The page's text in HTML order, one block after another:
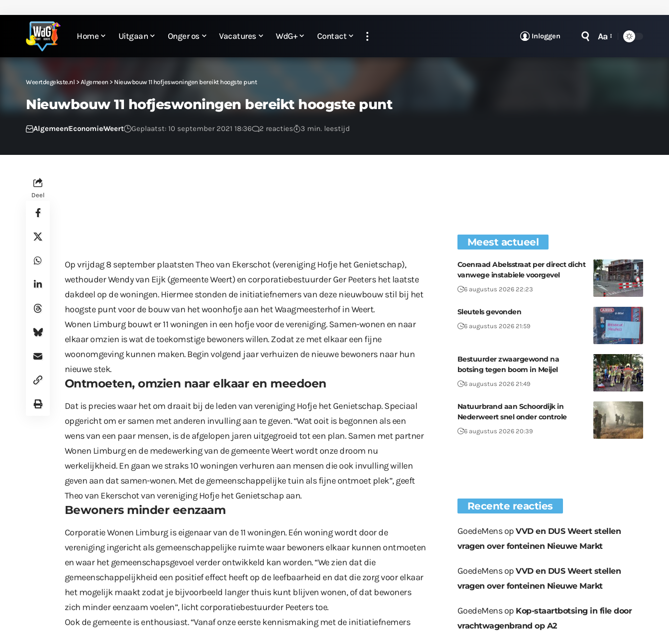
Home Uitgaan Onger os Vacatures WdG+ Contact Inloggen Aa
Weertdegekste.nl > Algemeen > Nieuwbouw 11 hofjeswoningen bereikt hoogste punt
Nieuwbouw 11 hofjeswoningen bereikt hoogste punt
AlgemeenEconomieWeert Geplaatst: 10 september 2021 18:36 2 reacties 3 min. leestijd
Deel
Op vrijdag 8 september plaatsten Theo van Ekerschot (vereniging Hofje het Genietschap),
wethouder Wendy van Eijk (gemeente Weert) en corporatiebestuurder Ger Peeters het laatste
dakdeel op de woningen. Hiermee stonden de initiatiefnemers van deze nieuwbouw stil bij het
hoogste punt voor de bouw van het woonhofje aan het Waagmeesterhof in Weert.
Wonen Limburg bouwt er 11 woningen in een hofje voor de vereniging. Samen-wonen en naar
elkaar omzien is wat de toekomstige bewoners willen. Zodat ze met elkaar een fijne
woonomgeving kunnen maken. Begin volgend jaar verhuizen de nieuwe bewoners naar hun
nieuwe stek.
Ontmoeten, omzien naar elkaar en meedoen
Dat is precies waar het om draait bij de leden van vereniging Hofje het Genietschap. Speciaal
opgericht om er samen met anderen invulling aan te geven. “Wat ooit is begonnen als een
wens van een paar mensen, is de afgelopen jaren uitgegroeid tot een plan. Samen met partner
Wonen Limburg en de medewerking van de gemeente Weert wordt onze droom nu
werkelijkheid. En gaan we straks 10 woningen verhuren aan mensen die ook invulling willen
geven aan dat samen-wonen. Met de gemeenschappelijke tuin als fijne ontmoet plek”, geeft
Theo van Ekerschot van vereniging Hofje het Genietschap aan.
Bewoners minder eenzaam
Corporatie Wonen Limburg is eigenaar van de 11 woningen. Eén woning wordt door de
vereniging ingericht als gemeenschappelijke ruimte waar bewoners elkaar kunnen ontmoeten
en waar het gemeenschapsgevoel verder ontwikkeld kan worden. “We zien dat die
gemeenschappelijkheid een positief effect heeft op de leefbaarheid en dat die zorg voor elkaar
het mogelijk maakt zodat je bijvoorbeeld langer thuis kunt blijven wonen, of dat bewoners
zich minder eenzaam voelen”, licht corporatiebestuurder Peeters toe.
Ook de gemeente is enthousiast. “Vanaf onze eerste kennismaking met de initiatiefnemers
Meest actueel
Coenraad Abelsstraat per direct dicht
vanwege instabiele voorgevel
6 augustus 2026 22:23
Sleutels gevonden
6 augustus 2026 21:59
Bestuurder zwaargewond na
botsing tegen boom in Meijel
6 augustus 2026 21:49
Natuurbrand aan Schoordijk in
Nederweert snel onder controle
6 augustus 2026 20:39
Recente reacties
GoedeMensopVVD en DUS Weert stellen
vragen over fonteinen Nieuwe Markt
GoedeMensopVVD en DUS Weert stellen
vragen over fonteinen Nieuwe Markt
GoedeMensop Kop-staartbotsing in file door
vrachtwagenbrand op A2